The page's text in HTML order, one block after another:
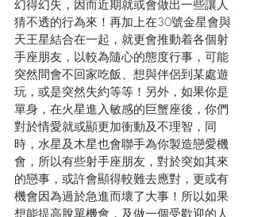
幻得幻失，因而近期就或會做出一些讓人
猜不透的行為來！再加上在30號金星會與
天王星結合在一起，就更會推動着各個射
手座朋友，以較為隨心的態度行事，可能
突然間會不回家吃飯、想與伴侶到某處遊
玩，或是突然失約等等！另外，如果你是
單身，在火星進入敏感的巨蟹座後，你們
對於情愛就或顯更加衝動及不理智，同
時，水星及木星也會聯手為你製造戀愛機
會，所以有些射手座朋友，對於突如其來
的戀事，或許會顯得較難去應對，更或有
機會因為過於急進而壞了大事！所以如果